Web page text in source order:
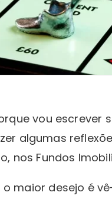
vou escrever
algumas
nos Fundos
maior desejo é